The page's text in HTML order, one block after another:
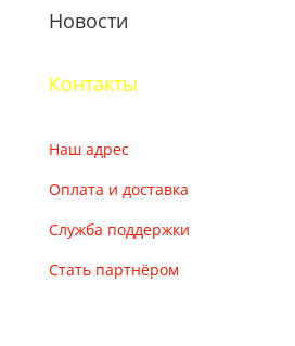
Новости
Контакты
Наш адрес
Оплата и доставка
Служба поддержки
Стать партнёром